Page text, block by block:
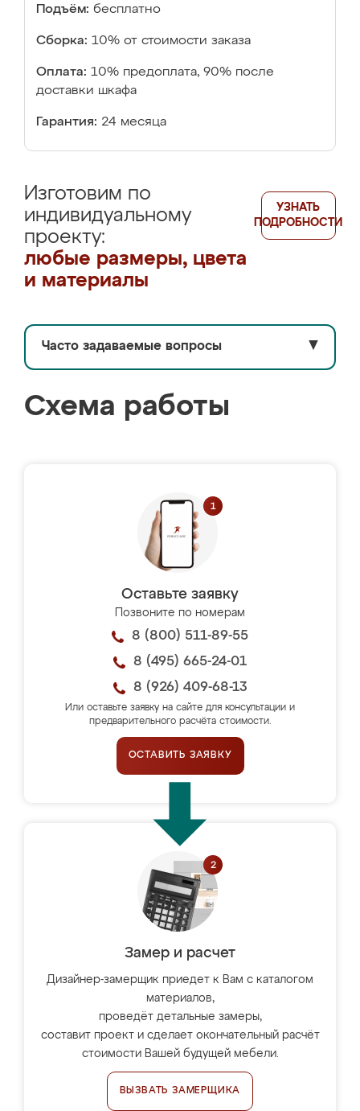
Подъём: бесплатно
Сборка: 10% от стоимости заказа
Оплата: 10% предоплата, 90% после
доставки шкафа
Гарантия: 24 месяца
Изготовим по
индивидуальному
проекту:
любые размеры, цвета
и материалы
УЗНАТЬ
ПОДРОБНОСТИ
Часто задаваемые вопросы ▼
Схема работы
Оставьте заявку
Позвоните по номерам
8 (800) 511-89-55
8 (495) 665-24-01
8 (926) 409-68-13
Или оставьте заявку на сайте для консультации и
предварительного расчёта стоимости.
ОСТАВИТЬ ЗАЯВКУ
Замер и расчет
Дизайнер-замерщик приедет к Вам с каталогом
материалов,
проведёт детальные замеры,
составит проект и сделает окончательный расчёт
стоимости Вашей будущей мебели.
ВЫЗВАТЬ ЗАМЕРЩИКА